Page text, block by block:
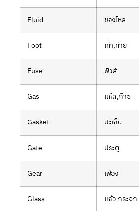
Fluid ของไหล
Foot เท้า,ท้าย
Fuse ฟิวส์
Gas แก๊ส,ก๊าซ
Gasket ปะเก็น
Gate ประตู
Gear เฟือง
Glass แก้ว กระจก